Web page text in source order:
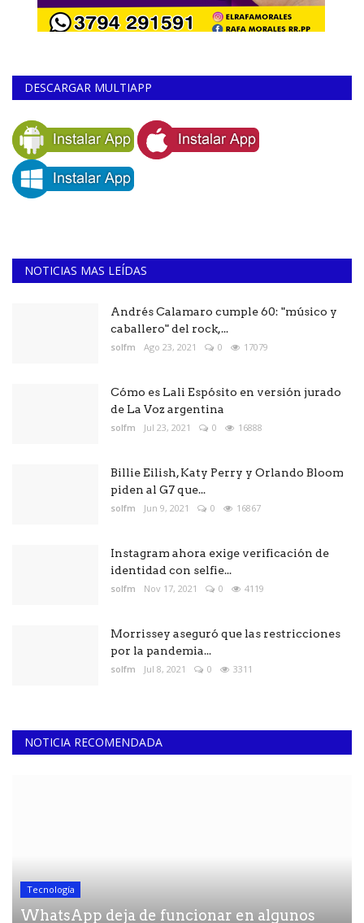
DESCARGAR MULTIAPP
NOTICIAS MAS LEÍDAS
Andrés Calamaro cumple 60: "músico y
caballero" del rock,...
solfm Ago 23, 2021 0 17079
Cómo es Lali Espósito en versión jurado
de La Voz argentina
solfm Jul 23, 2021 0 16888
Billie Eilish, Katy Perry y Orlando Bloom
piden al G7 que...
solfm Jun 9, 2021 0 16867
Instagram ahora exige verificación de
identidad con selfie...
solfm Nov 17, 2021 0 4119
Morrissey aseguró que las restricciones
por la pandemia...
solfm Jul 8, 2021 0 3311
NOTICIA RECOMENDADA
Tecnología
WhatsApp deja de funcionar en algunos